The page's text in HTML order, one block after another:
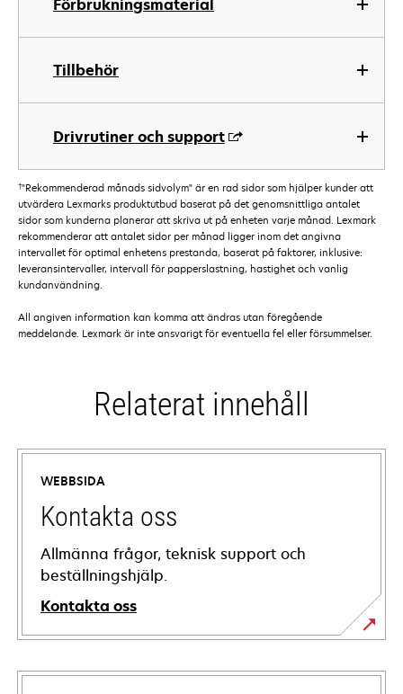
Förbrukningsmaterial
Tillbehör
Drivrutiner och support
†"Rekommenderad månads sidvolym" är en rad sidor som hjälper kunder att
utvärdera Lexmarks produktutbud baserat på det genomsnittliga antalet
sidor som kunderna planerar att skriva ut på enheten varje månad. Lexmark
rekommenderar att antalet sidor per månad ligger inom det angivna
intervallet för optimal enhetens prestanda, baserat på faktorer, inklusive:
leveransintervaller, intervall för papperslastning, hastighet och vanlig
kundanvändning.
All angiven information kan komma att ändras utan föregående
meddelande. Lexmark är inte ansvarigt för eventuella fel eller försummelser.
Relaterat innehåll
WEBBSIDA
Kontakta oss
Allmänna frågor, teknisk support och
beställningshjälp.
Kontakta oss